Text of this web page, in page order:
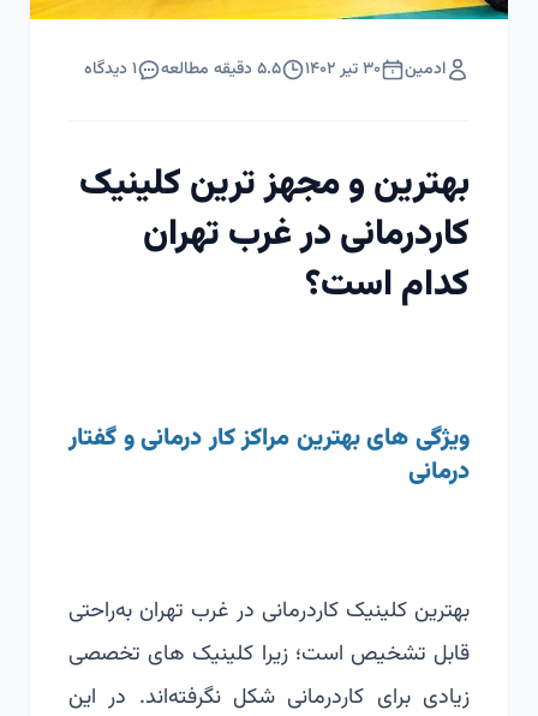
ادمین ۳۰ تیر ۱۴۰۲ ۵.۵ دقیقه مطالعه ۱ دیدگاه
بهترین و مجهز ترین کلینیک
کاردرمانی در غرب تهران
کدام است؟
ویژگی‌ های بهترین مراکز کار درمانی و گفتار
درمانی
بهترین کلینیک کاردرمانی در غرب تهران به‌راحتی
قابل تشخیص است؛ زیرا کلینیک های تخصصی
زیادی برای کاردرمانی شکل نگرفته‌اند. در این